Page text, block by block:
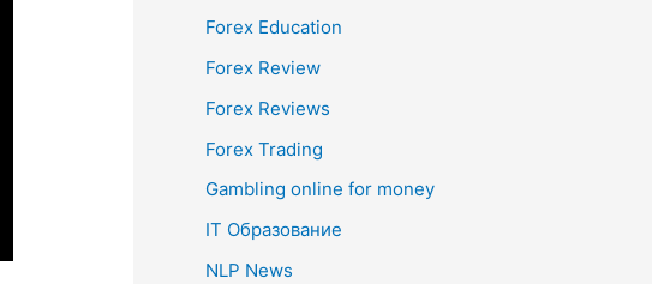
Forex Education
Forex Review
Forex Reviews
Forex Trading
Gambling online for money
IT Образование
NLP News